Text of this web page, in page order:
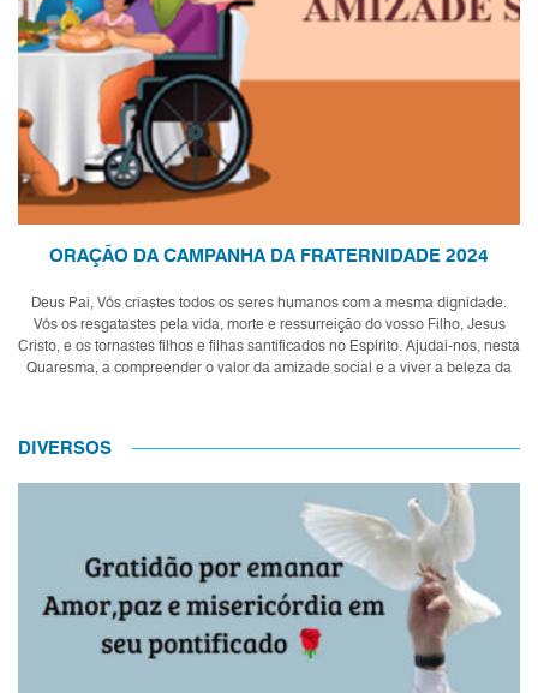
ORAÇÃO DA CAMPANHA DA FRATERNIDADE 2024
Deus Pai, Vós criastes todos os seres humanos com a mesma dignidade.
Vós os resgatastes pela vida, morte e ressurreição do vosso Filho, Jesus
Cristo, e os tornastes filhos e filhas santificados no Espírito. Ajudai-nos, nesta
Quaresma, a compreender o valor da amizade social e a viver a beleza da
DIVERSOS